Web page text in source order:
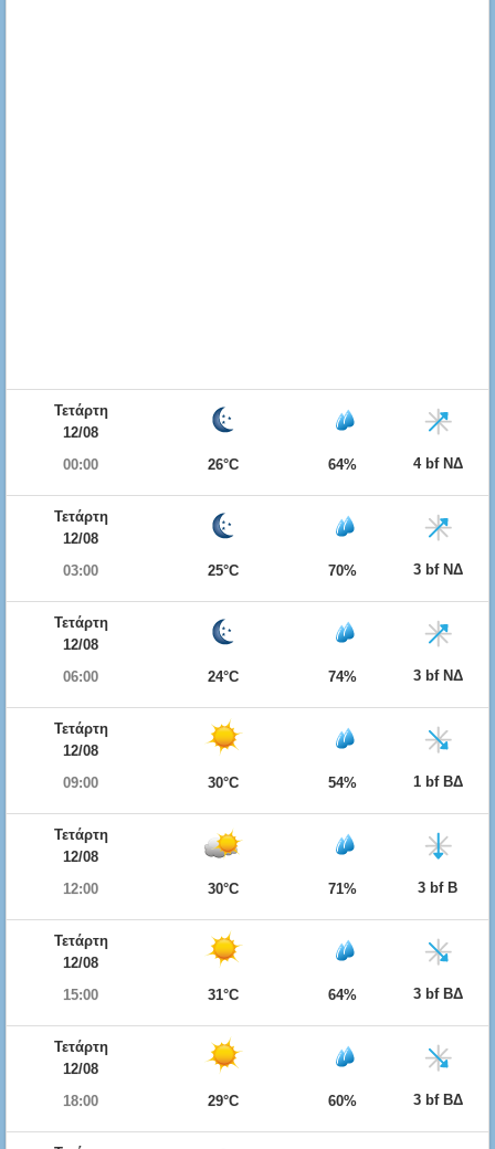
Τετάρτη
12/08
00:00
26°C 64% 4 bf ΝΔ
Τετάρτη
12/08
03:00
25°C 70% 3 bf ΝΔ
Τετάρτη
12/08
06:00
24°C 74% 3 bf ΝΔ
Τετάρτη
12/08
09:00
30°C 54% 1 bf ΒΔ
Τετάρτη
12/08
12:00
30°C 71% 3 bf Β
Τετάρτη
12/08
15:00
31°C 64% 3 bf ΒΔ
Τετάρτη
12/08
18:00
29°C 60% 3 bf ΒΔ